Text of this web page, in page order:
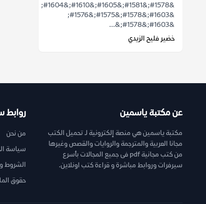
&#1578;&#1581;&#1605;&#1610;&#1604;
&#1603;&#1578;&#1575;&#1576;
&#1603;&#1578;&...
خضير فليح الزيدي
عن مكتبة ياسمين
مكتبة ياسمين هي منصة إلكترونية لـ تحميل الكتب
مجانا العربية والمترجمة والروايات والقصص وغيرها
من كتب مجانية pdf فى جميع المجالات بأسرع
سيرفرات وروابط مباشرة و قراءة كتب اونلاين.
روابط
من نحن
سياسة
الشروط
حقوق